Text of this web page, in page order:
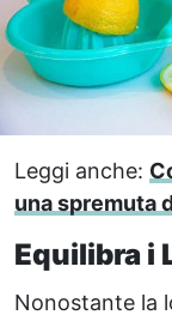
Leggi anche:
una spremuta
Equilibra i
Nonostante la